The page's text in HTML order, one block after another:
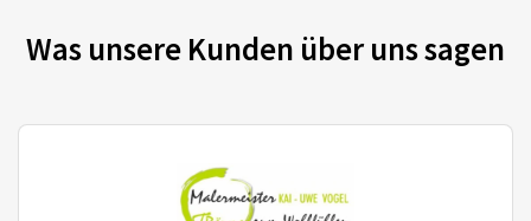
Was unsere Kunden über uns sagen